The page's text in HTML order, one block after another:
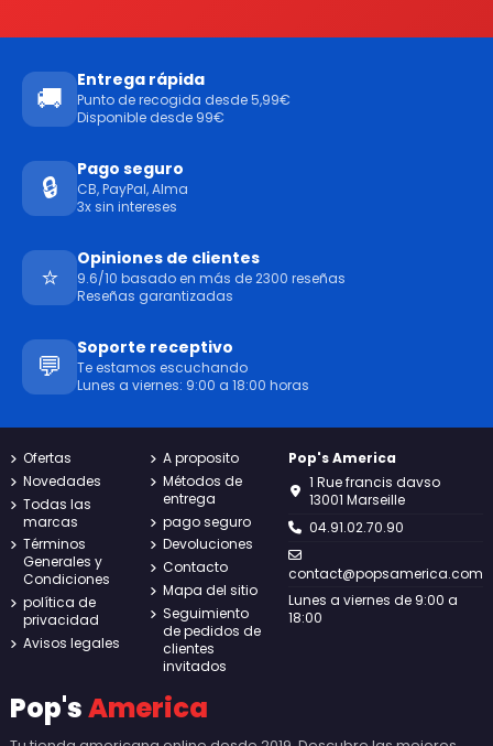
🚚
Entrega rápida
Punto de recogida desde 5,99€
Disponible desde 99€
🔒
Pago seguro
CB, PayPal, Alma
3x sin intereses
⭐
Opiniones de clientes
9.6/10 basado en más de 2300 reseñas
Reseñas garantizadas
💬
Soporte receptivo
Te estamos escuchando
Lunes a viernes: 9:00 a 18:00 horas
Ofertas
Novedades
Todas las
marcas
Términos
Generales y
Condiciones
política de
privacidad
Avisos legales
A proposito
Métodos de
entrega
pago seguro
Devoluciones
Contacto
Mapa del sitio
Seguimiento
de pedidos de
clientes
invitados
Pop's America
1 Rue francis davso
13001 Marseille
04.91.02.70.90
contact@popsamerica.com
Lunes a viernes de 9:00 a
18:00
Pop'sAmerica